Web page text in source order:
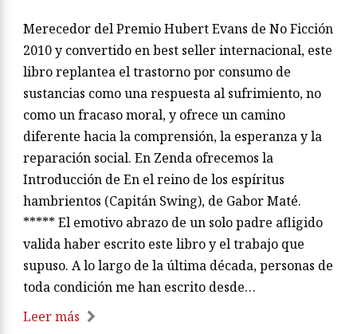
Merecedor del Premio Hubert Evans de No Ficción
2010 y convertido en best seller internacional, este
libro replantea el trastorno por consumo de
sustancias como una respuesta al sufrimiento, no
como un fracaso moral, y ofrece un camino
diferente hacia la comprensión, la esperanza y la
reparación social. En Zenda ofrecemos la
Introducción de En el reino de los espíritus
hambrientos (Capitán Swing), de Gabor Maté.
***** El emotivo abrazo de un solo padre afligido
valida haber escrito este libro y el trabajo que
supuso. A lo largo de la última década, personas de
toda condición me han escrito desde…
Leer más